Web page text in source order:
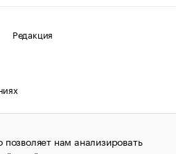
Редакция
О соблюдении авторских прав
1995–2026.Сообщения
нам анализировать